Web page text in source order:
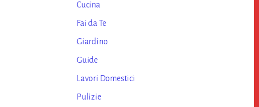
Cucina
Fai da Te
Giardino
Guide
Lavori Domestici
Pulizie